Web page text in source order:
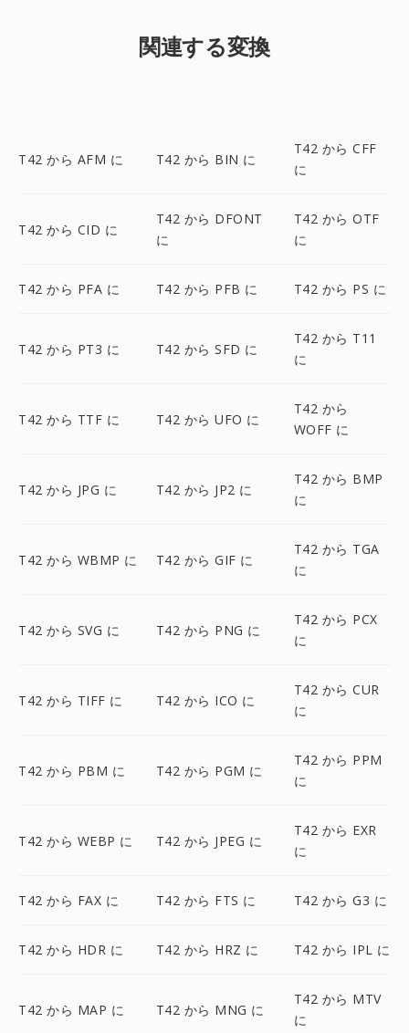
関連する変換
T42 から AFM に T42 から BIN に
T42 から CFF
に
T42 から CID に
T42 から DFONT
に
T42 から OTF
に
T42 から PFA に T42 から PFB に T42 から PS に
T42 から PT3 に T42 から SFD に
T42 から T11
に
T42 から TTF に T42 から UFO に
T42 から
WOFF に
T42 から JPG に T42 から JP2 に
T42 から BMP
に
T42 から WBMP に T42 から GIF に
T42 から TGA
に
T42 から SVG に T42 から PNG に
T42 から PCX
に
T42 から TIFF に T42 から ICO に
T42 から CUR
に
T42 から PBM に T42 から PGM に
T42 から PPM
に
T42 から WEBP に T42 から JPEG に
T42 から EXR
に
T42 から FAX に T42 から FTS に T42 から G3 に
T42 から HDR に T42 から HRZ に T42 から IPL に
T42 から MAP に T42 から MNG に
T42 から MTV
に